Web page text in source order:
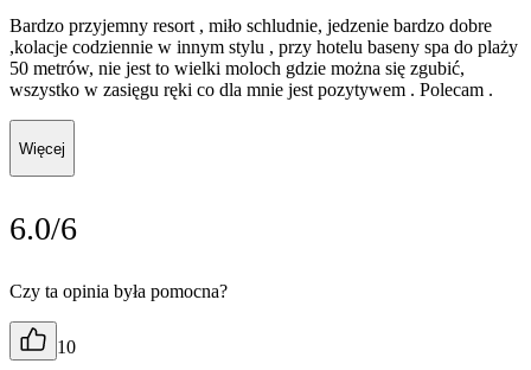
Bardzo przyjemny resort , miło schludnie, jedzenie bardzo dobre
,kolacje codziennie w innym stylu , przy hotelu baseny spa do plaży
50 metrów, nie jest to wielki moloch gdzie można się zgubić,
wszystko w zasięgu ręki co dla mnie jest pozytywem . Polecam .
Więcej
6.0/6
Czy ta opinia była pomocna?
10